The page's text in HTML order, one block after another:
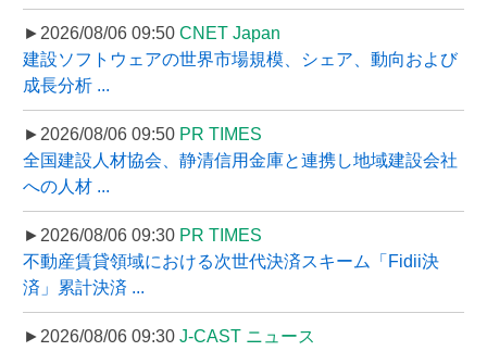
►2026/08/06 09:50 CNET Japan
建設ソフトウェアの世界市場規模、シェア、動向および
成長分析 ...
►2026/08/06 09:50 PR TIMES
全国建設人材協会、静清信用金庫と連携し地域建設会社
への人材 ...
►2026/08/06 09:30 PR TIMES
不動産賃貸領域における次世代決済スキーム「Fidii決
済」累計決済 ...
►2026/08/06 09:30 J-CAST ニュース